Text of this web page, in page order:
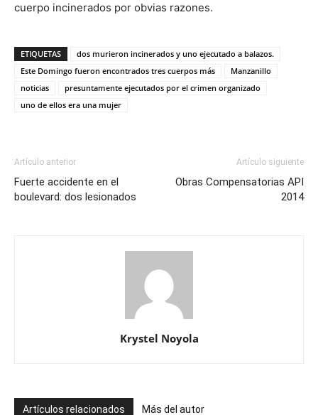
cuerpo incinerados por obvias razones.
ETIQUETAS
dos murieron incinerados y uno ejecutado a balazos.
Este Domingo fueron encontrados tres cuerpos más
Manzanillo
noticias
presuntamente ejecutados por el crimen organizado
uno de ellos era una mujer
Artículo anterior
Fuerte accidente en el
boulevard: dos lesionados
Artículo siguiente
Obras Compensatorias API
2014
Krystel Noyola
Artículos relacionados Más del autor